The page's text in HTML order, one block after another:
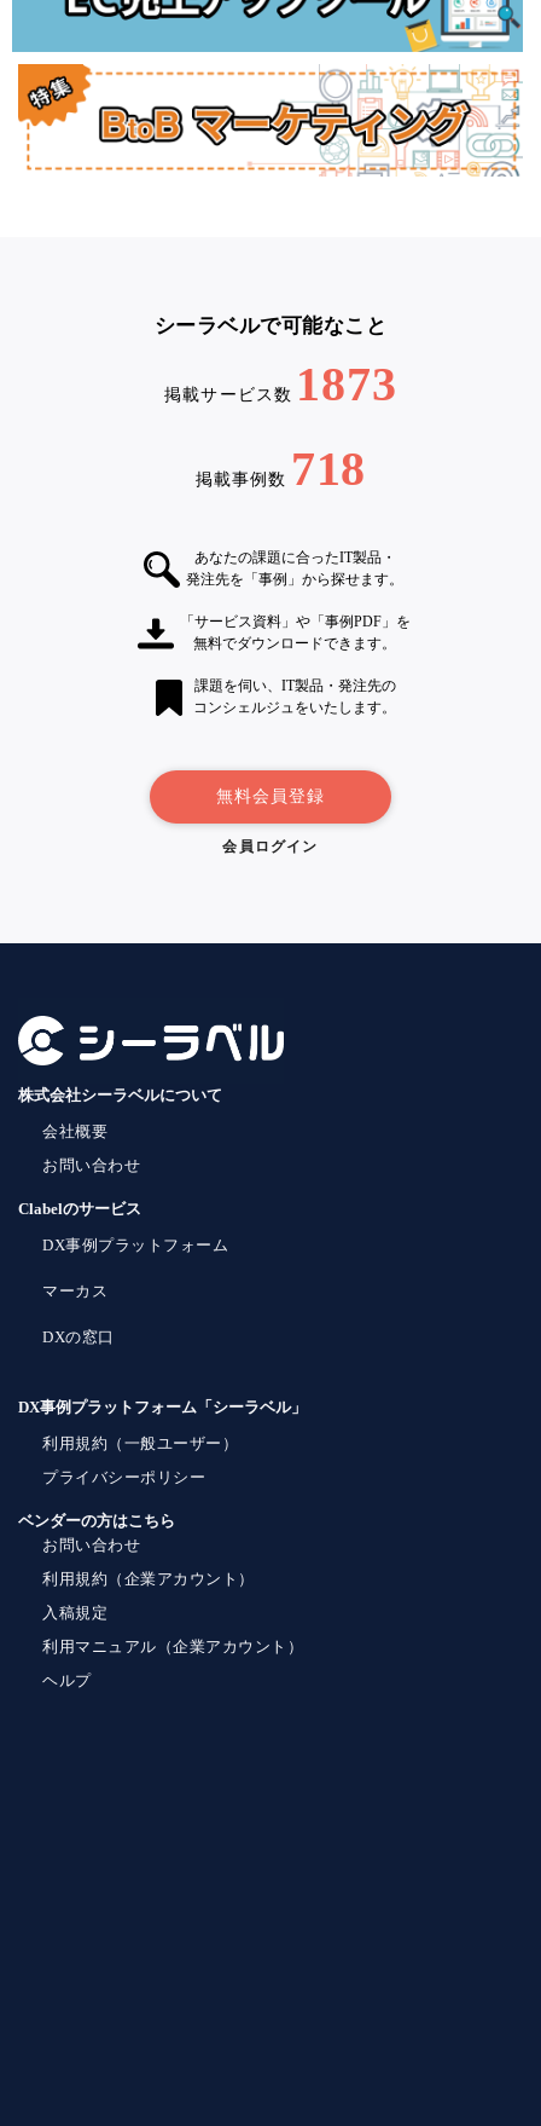
シーラベルで可能なこと
掲載サービス数 1873
掲載事例数 718
あなたの課題に合ったIT製品・
発注先を「事例」から探せます。
「サービス資料」や「事例PDF」を
無料でダウンロードできます。
課題を伺い、IT製品・発注先の
コンシェルジュをいたします。
無料会員登録
会員ログイン
株式会社シーラベルについて
会社概要
お問い合わせ
Clabelのサービス
DX事例プラットフォーム
マーカス
DXの窓口
DX事例プラットフォーム「シーラベル」
利用規約（一般ユーザー）
プライバシーポリシー
ベンダーの方はこちら
お問い合わせ
利用規約（企業アカウント）
入稿規定
利用マニュアル（企業アカウント）
ヘルプ